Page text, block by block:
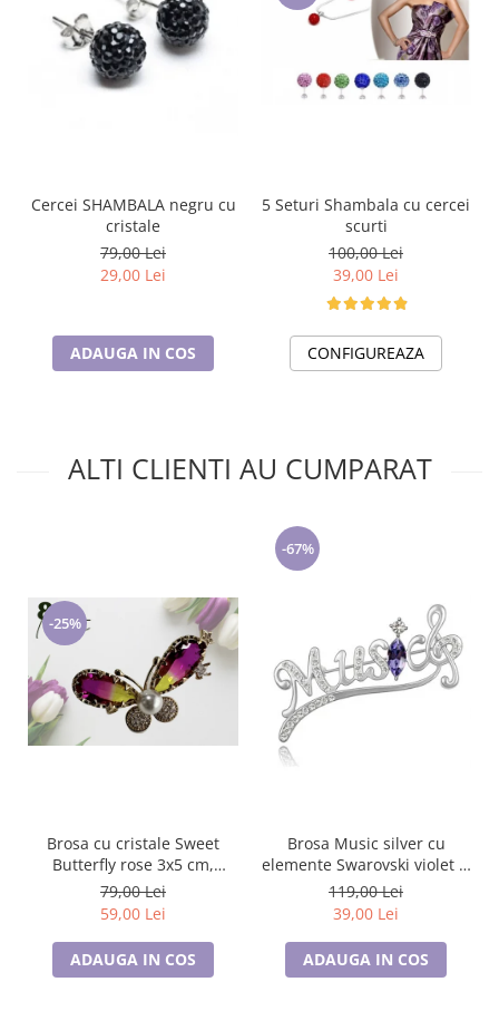
Cercei SHAMBALA negru cu
cristale
79,00 Lei
29,00 Lei
ADAUGA IN COS
5 Seturi Shambala cu cercei
scurti
100,00 Lei
39,00 Lei
CONFIGUREAZA
ALTI CLIENTI AU CUMPARAT
-25%
Brosa cu cristale Sweet
Butterfly rose 3x5 cm,
BR23.015, garantie 6 luni
79,00 Lei
59,00 Lei
ADAUGA IN COS
-67%
Brosa Music silver cu
elemente Swarovski violet si
placata cu aur 18K garantie
6 luni
119,00 Lei
39,00 Lei
ADAUGA IN COS